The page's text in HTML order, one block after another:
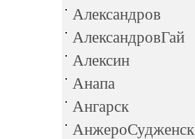
Александров
АлександровГай
Алексин
Анапа
Ангарск
АнжероСудженск